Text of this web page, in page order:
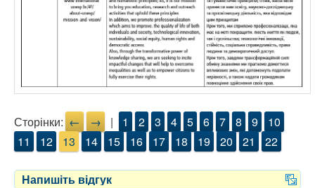
Сторінки: ← → | 1 2 3 4 5 6 7 8 9
10
11
12 13 14 15 16 17 18 19 20 21 22
Напишіть відгук